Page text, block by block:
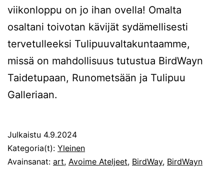
viikonloppu on jo ihan ovella! Omalta
osaltani toivotan kävijät sydämellisesti
tervetulleeksi Tulipuuvaltakuntaamme,
missä on mahdollisuus tutustua BirdWayn
Taidetupaan, Runometsään ja Tulipuu
Galleriaan.
Julkaistu 4.9.2024
Kategoria(t): Yleinen
Avainsanat: art, Avoime Ateljeet, BirdWay, BirdWayn